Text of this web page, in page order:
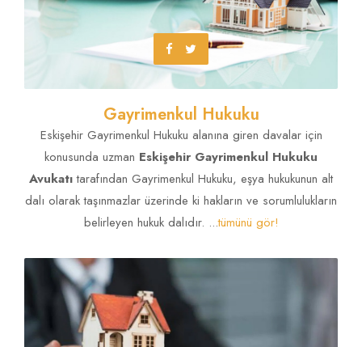
Eskişehir Hukuk Bülteni Avukatı yazdı!
Tahliye
Taahhütnamesi
TÜMÜNÜ GÖR!
Gayrimenkul Hukuku
Eskişehir Gayrimenkul Hukuku alanına giren davalar için
konusunda uzman Eskişehir Gayrimenkul Hukuku
Avukatıtarafından Gayrimenkul Hukuku, eşya hukukunun alt
dalı olarak taşınmazlar üzerinde ki hakların ve sorumlulukların
belirleyen hukuk dalıdır. ...tümünü gör!